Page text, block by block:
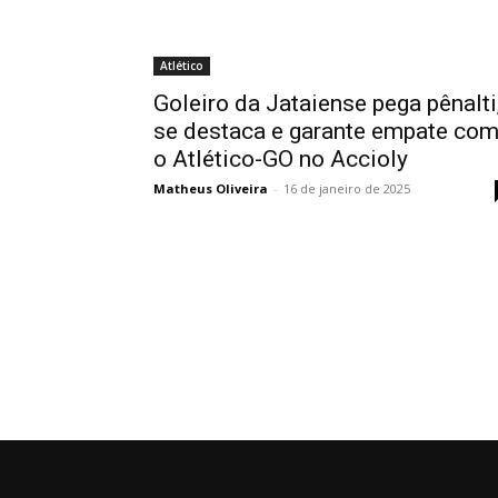
Atlético
Goleiro da Jataiense pega
se destaca e garante empate com
o Atlético-GO no Accioly
Matheus Oliveira - 16 de janeiro de 2025